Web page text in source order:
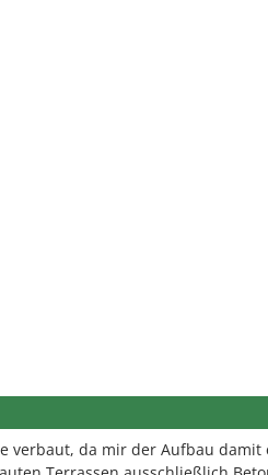
verbaut, da mir der Aufbau